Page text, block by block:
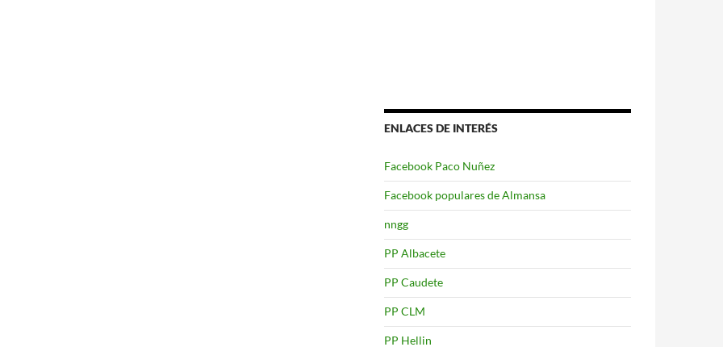
ENLACES DE INTERÉS
Facebook Paco Nuñez
Facebook populares de Almansa
nngg
PP Albacete
PP Caudete
PP CLM
PP Hellin